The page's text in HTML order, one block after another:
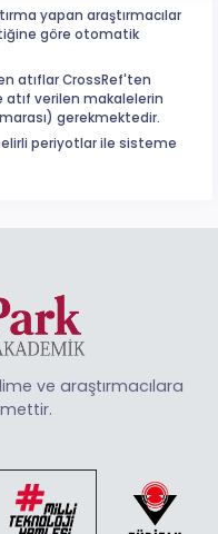
yapan araştırmacılar
göre otomatik
atıflar CrossRef'ten
atıf verilen makalelerin
gerekmektedir.
periyotlar ile sisteme
ve araştırmacılara